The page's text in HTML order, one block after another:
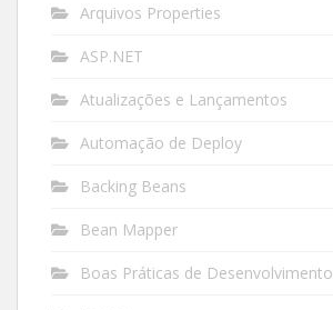
Arquivos Properties
ASP.NET
Atualizações e Lançamentos
Automação de Deploy
Backing Beans
Bean Mapper
Boas Práticas de Desenvolvimento